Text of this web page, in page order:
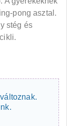
pong asztal.
stég és